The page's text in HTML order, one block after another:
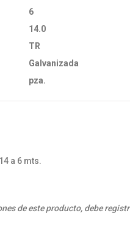
6
14.0
TR
Galvanizada
pza.
a 6 mts.
de este producto, debe